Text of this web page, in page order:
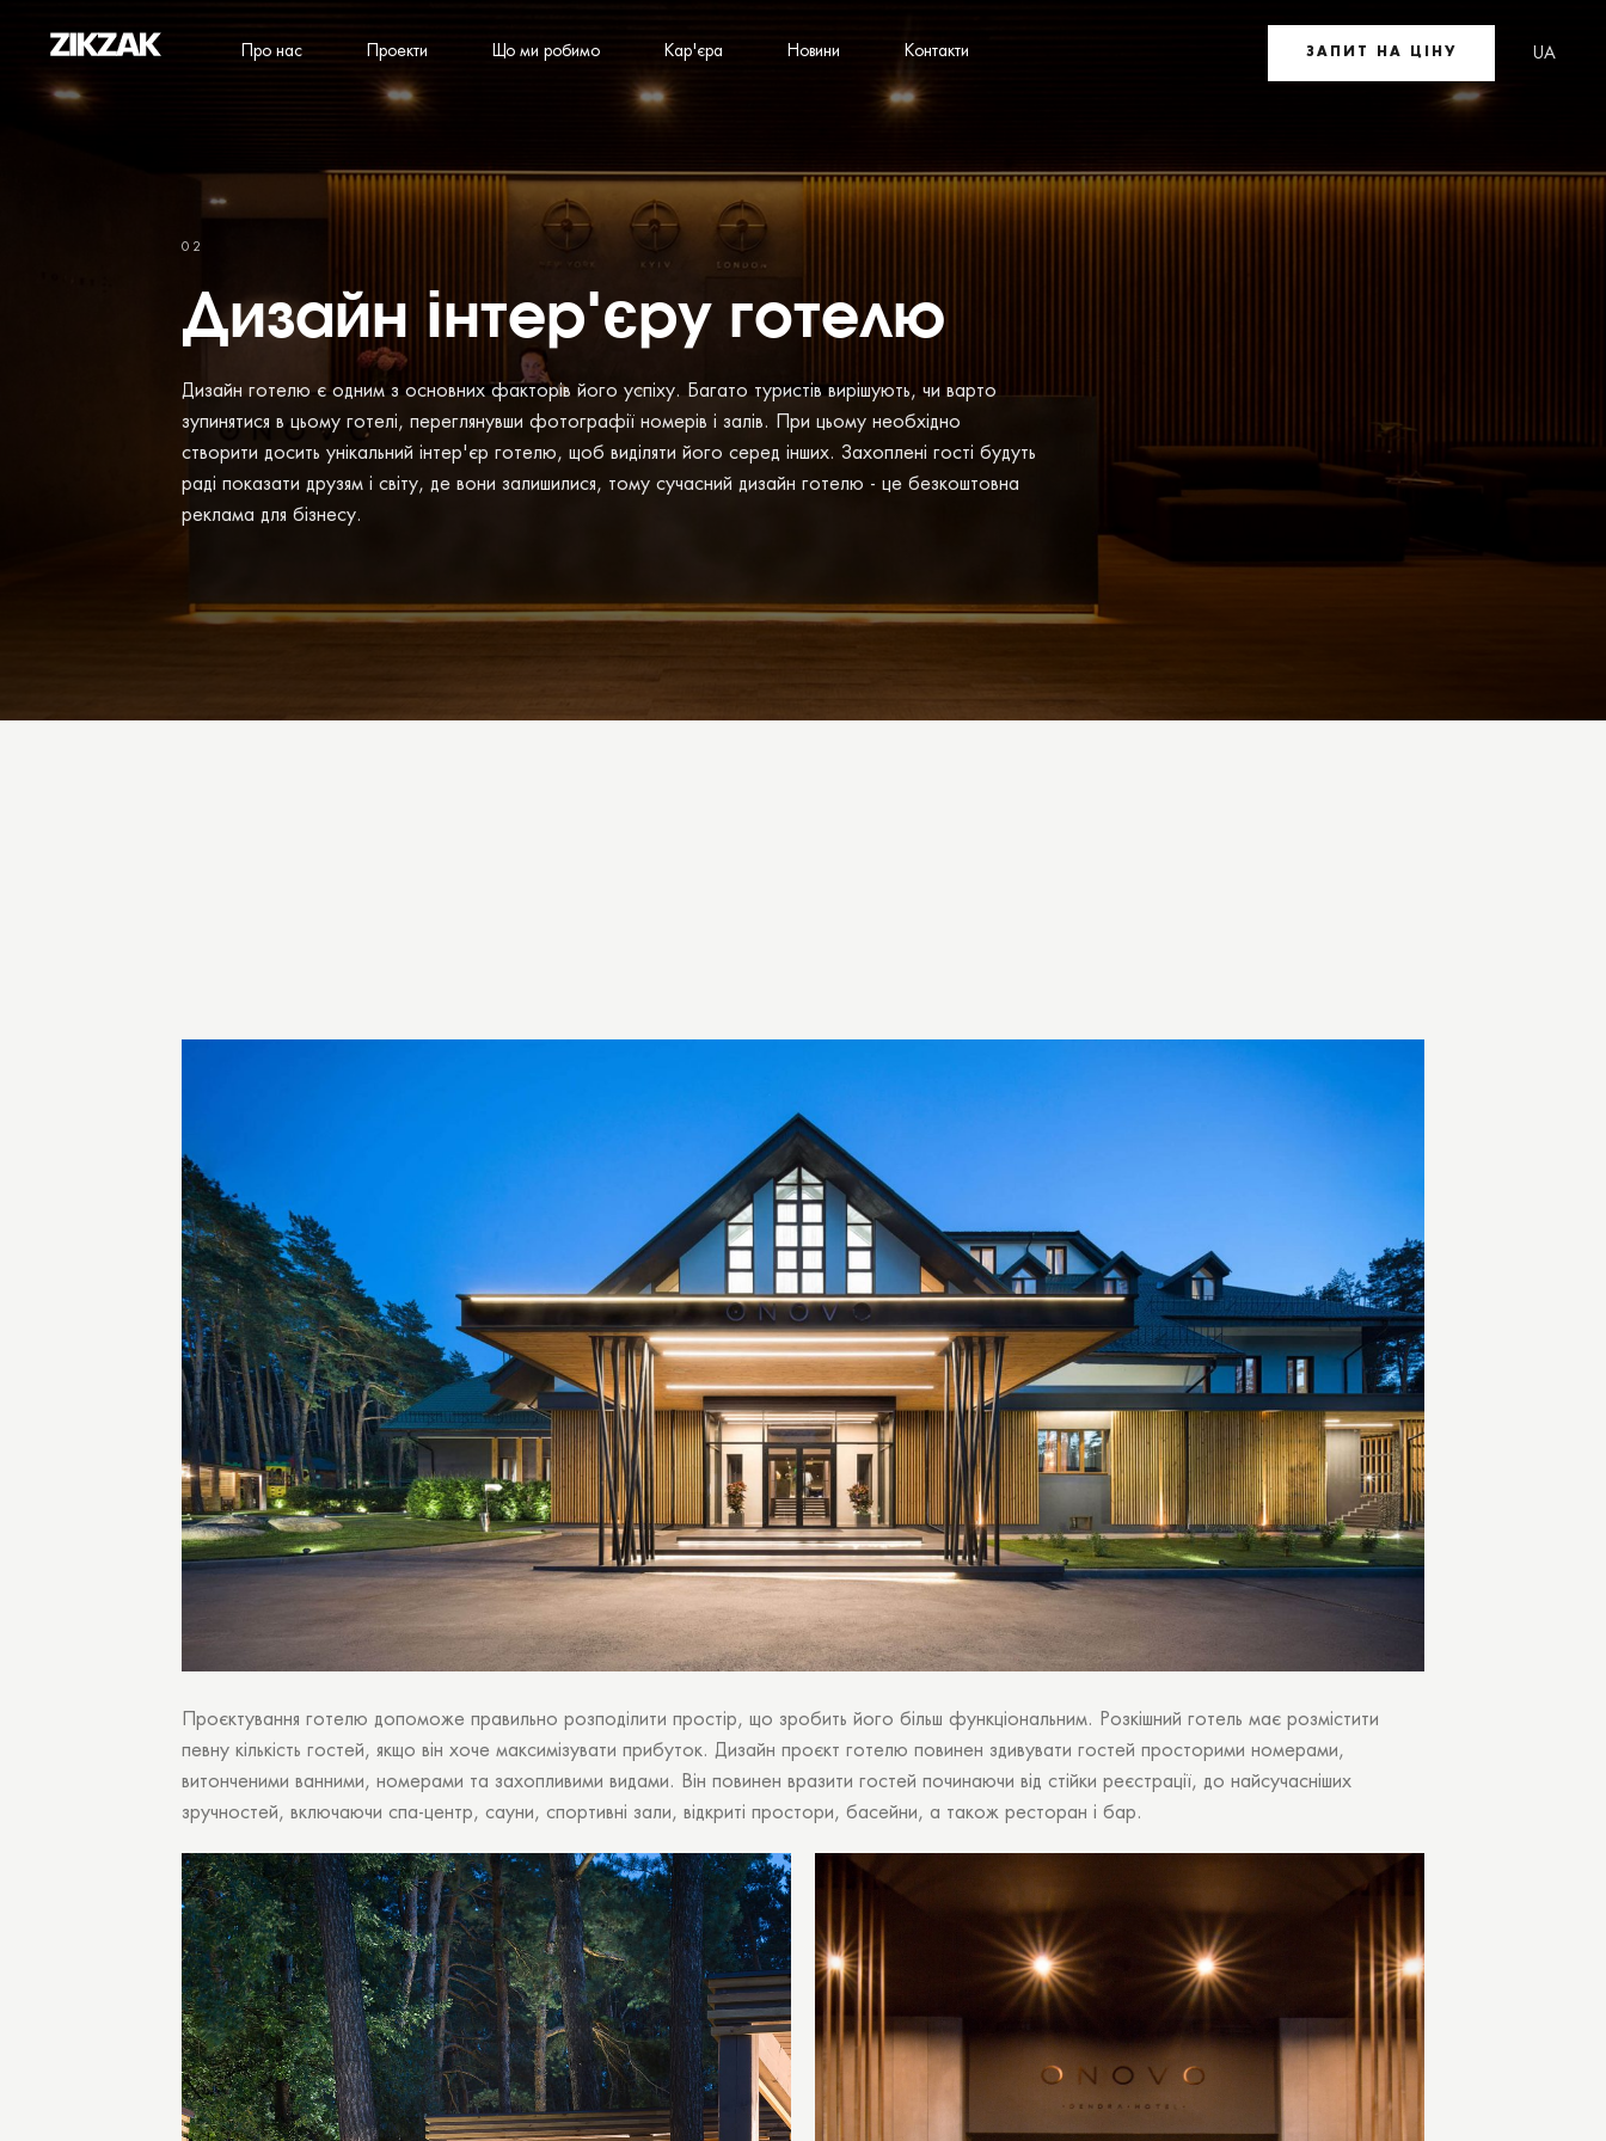
02
Дизайн інтер'єру готелю
Дизайн готелю є одним з основних факторів його успіху. Багато туристів вирішують, чи варто
зупинятися в цьому готелі, переглянувши фотографії номерів і залів. При цьому необхідно
створити досить унікальний інтер'єр готелю, щоб виділяти його серед інших. Захоплені гості будуть
раді показати друзям і світу, де вони залишилися, тому сучасний дизайн готелю - це безкоштовна
реклама для бізнесу.
Проєктування готелю допоможе правильно розподілити простір, що зробить його більш функціональним. Розкішний готель має розмістити
певну кількість гостей, якщо він хоче максимізувати прибуток. Дизайн проєкт готелю повинен здивувати гостей просторими номерами,
витонченими ванними, номерами та захопливими видами. Він повинен вразити гостей починаючи від стійки реєстрації, до найсучасніших
зручностей, включаючи спа-центр, сауни, спортивні зали, відкриті простори, басейни, а також ресторан і бар.
Про нас Проекти Що ми робимо Кар'єра Новини Контакти ЗАПИТ НА ЦІНУ UA
EN